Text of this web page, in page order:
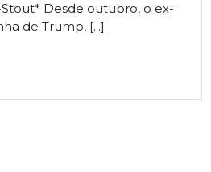
Desde outubro, o ex-
de Trump, [...]